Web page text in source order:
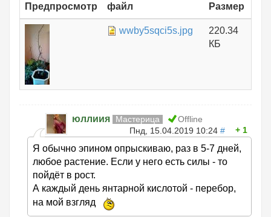
Предпросмотр
файл
Размер
wwby5sqci5s.jpg
220.34
КБ
юллиия Мастерица
Offline
Пнд, 15.04.2019 10:24 # 1
Я обычно эпином опрыскиваю, раз в 5-7 дней,
любое растение. Если у него есть силы - то
пойдёт в рост.
А каждый день янтарной кислотой - перебор,
на мой взгляд